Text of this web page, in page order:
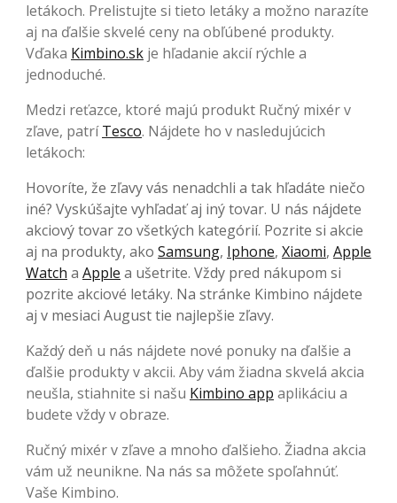
letákoch. Prelistujte si tieto letáky a možno narazíte
aj na ďalšie skvelé ceny na obľúbené produkty.
Vďaka Kimbino.sk je hľadanie akcií rýchle a
jednoduché.
Medzi reťazce, ktoré majú produkt Ručný mixér v
zľave, patríTesco. Nájdete ho v nasledujúcich
letákoch:
Hovoríte, že zľavy vás nenadchli a tak hľadáte niečo
iné? Vyskúšajte vyhľadať aj iný tovar. U nás nájdete
akciový tovar zo všetkých kategórií. Pozrite si akcie
aj na produkty, ako Samsung, Iphone, Xiaomi, Apple
Watch a Apple a ušetrite. Vždy pred nákupom si
pozrite akciové letáky. Na stránke Kimbino nájdete
aj v mesiaci August tie najlepšie zľavy.
Každý deň u nás nájdete nové ponuky na ďalšie a
ďalšie produkty v akcii. Aby vám žiadna skvelá akcia
neušla, stiahnite si našu Kimbino app aplikáciu a
budete vždy v obraze.
Ručný mixér v zľave a mnoho ďalšieho. Žiadna akcia
vám už neunikne. Na nás sa môžete spoľahnúť.
Vaše Kimbino.